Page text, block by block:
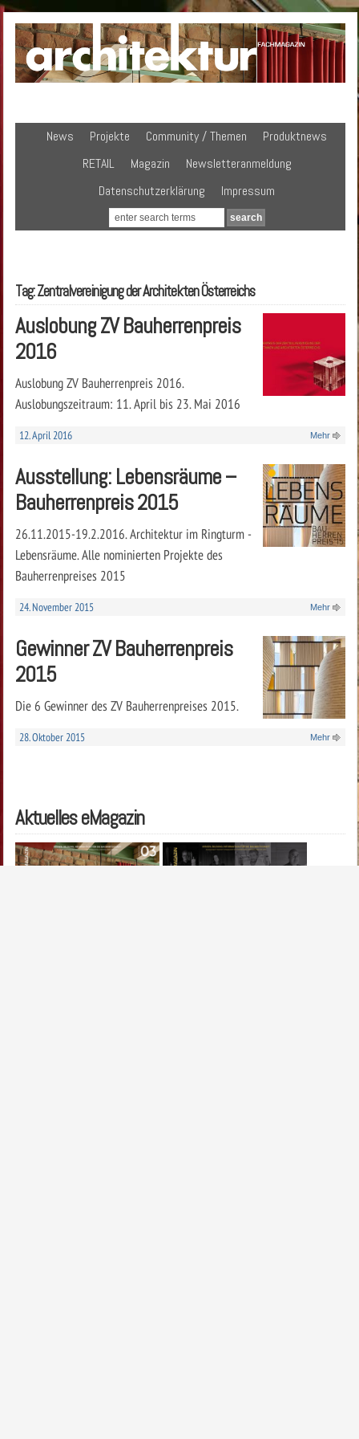
News Projekte Community / Themen
Produktnews
RETAIL
Magazin
Newsletteranmeldung
Datenschutzerklärung
Impressum
Tag: Zentralvereinigung der Architekten Österreichs
Auslobung ZV Bauherrenpreis
2016
Auslobung ZV Bauherrenpreis 2016.
Auslobungszeitraum: 11. April bis 23. Mai 2016
12. April 2016 Mehr
Ausstellung: Lebensräume –
Bauherrenpreis 2015
26.11.2015-19.2.2016. Architektur im Ringturm -
Lebensräume. Alle nominierten Projekte des
Bauherrenpreises 2015
24. November 2015 Mehr
Gewinner ZV Bauherrenpreis
2015
Die 6 Gewinner des ZV Bauherrenpreises 2015.
28. Oktober 2015 Mehr
Aktuelles eMagazin